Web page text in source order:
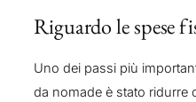
Riguardo le spese
Uno dei passi più
da nomade è stato ridurre